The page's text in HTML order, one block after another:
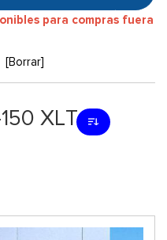
para compras fuera
[Borrar]
XLT